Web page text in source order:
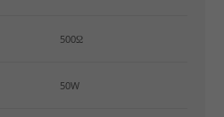
500Ω
50W